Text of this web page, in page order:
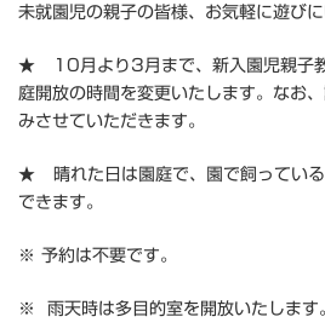
未就園児の親子の皆様、お気軽に遊びに
★ 10月より3月まで、新入園児親子教
庭開放の時間を変更いたします。なお
みさせていただきます。
★ 晴れた日は園庭で、園で飼っている
できます。
※ 予約は不要です。
※ 雨天時は多目的室を開放いたします